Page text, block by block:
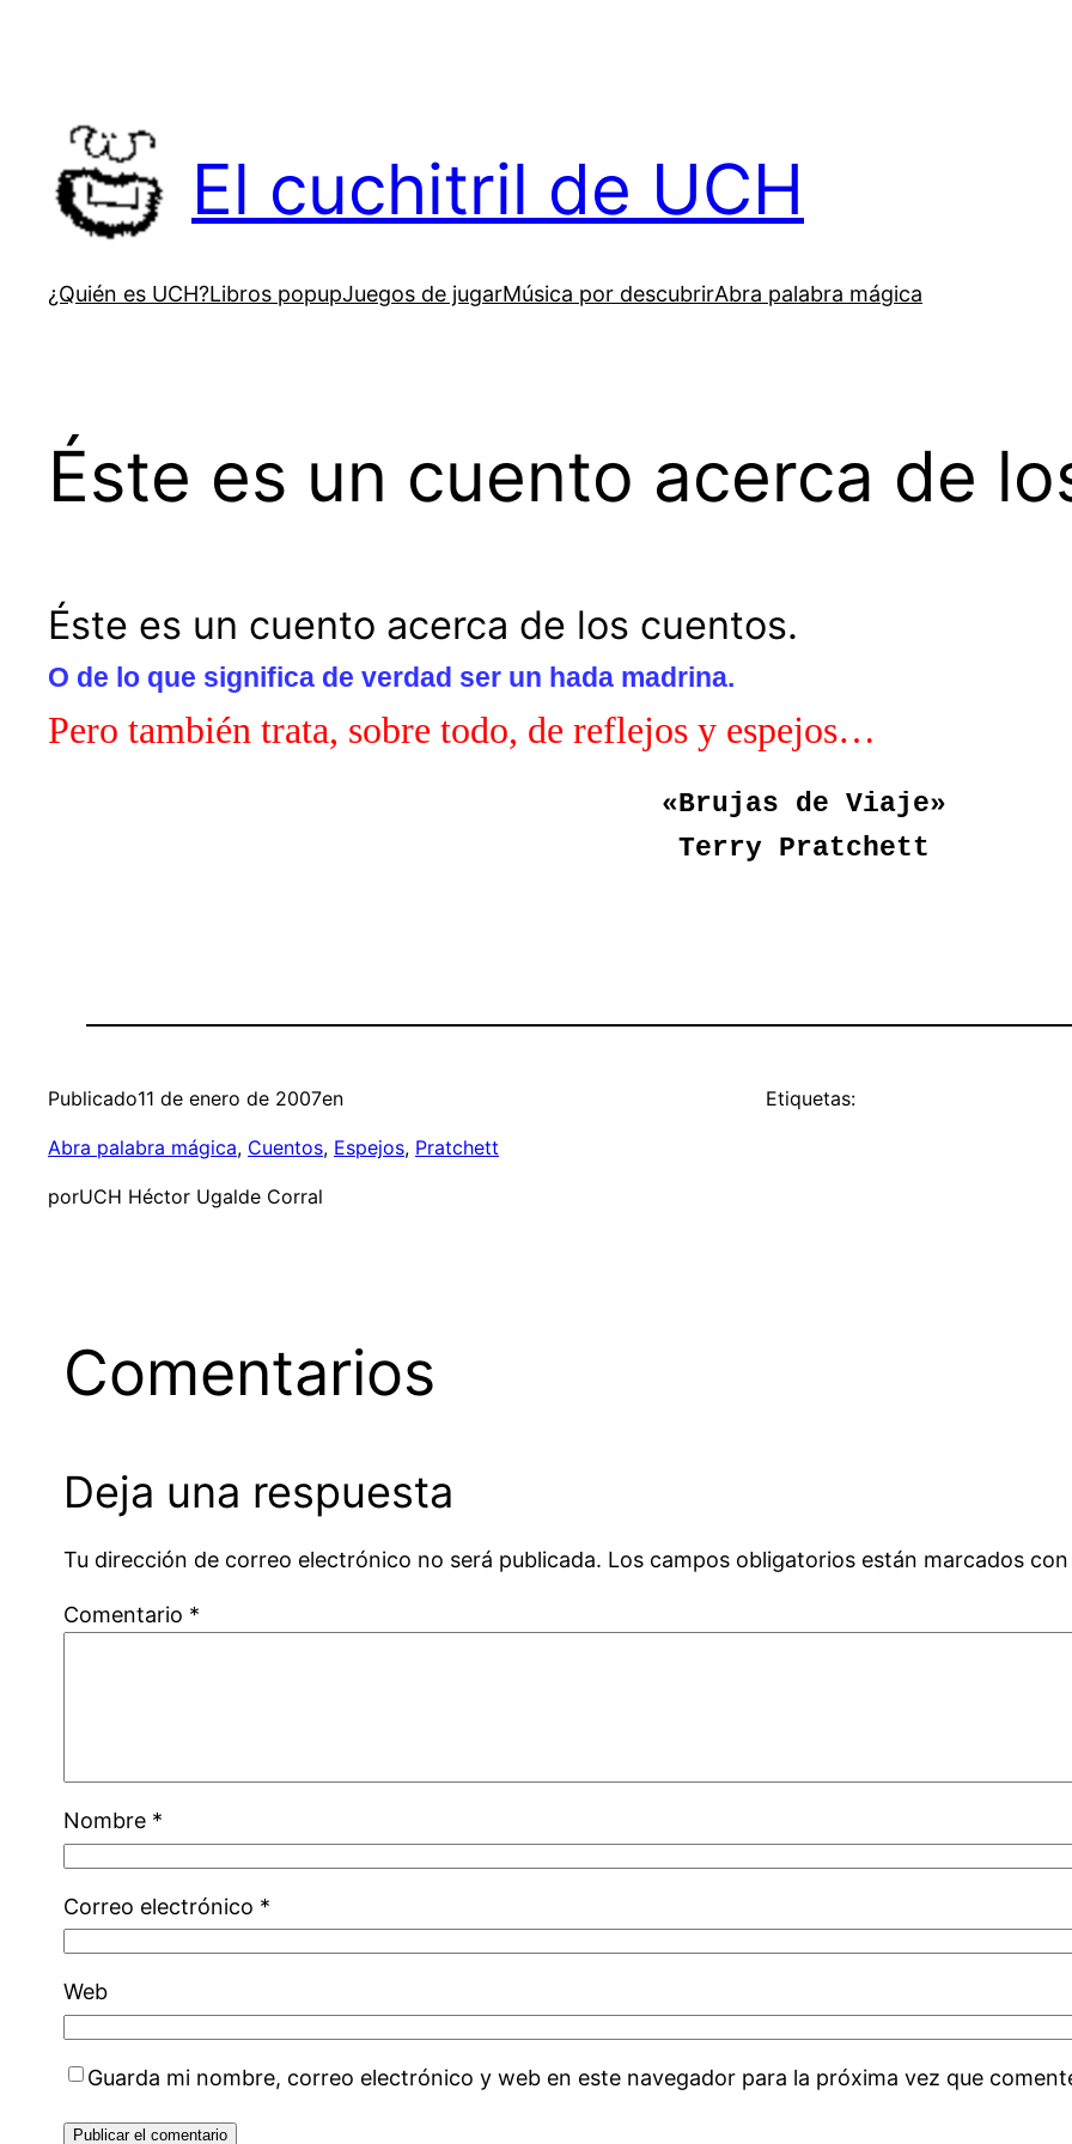
El cuchitril de UCH
¿Quién es UCH?Libros popupJuegos de jugarMúsica por descubrirAbra palabra mágica
Éste es un cuento acerca de
Éste es un cuento acerca de los cuentos.
O de lo que significa de verdad ser un hada madrina.
Pero también trata, sobre todo, de reflejos y espejos…
«Brujas de Viaje»
Terry Pratchett
Publicado11 de enero de 2007en
Abra palabra mágica, Cuentos, Espejos, Pratchett
porUCH Héctor Ugalde Corral
Etiquetas:
Comentarios
Deja una respuesta
Tu dirección de correo electrónico no será publicada. Los campos obligatorios están marcados
Comentario *
Nombre *
Correo electrónico *
Web
Guarda mi nombre, correo electrónico y web en este navegador para la próxima vez que